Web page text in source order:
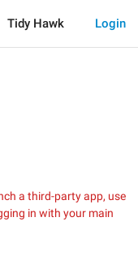
Login
Tidy Hawk
a third-party app, use
in with your main